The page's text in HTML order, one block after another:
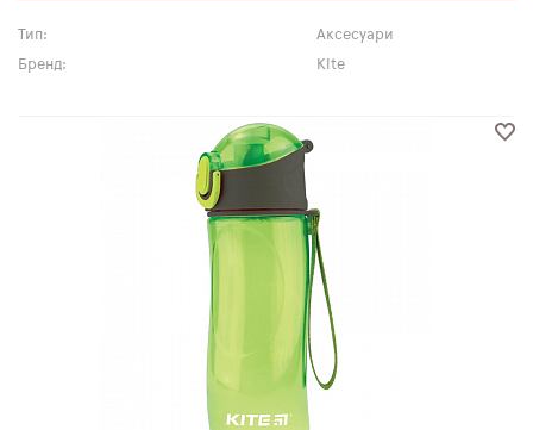
Тип:
Аксесуари
Бренд:
Kite